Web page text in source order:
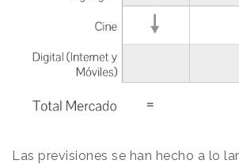
Las previsiones se han hecho a lo